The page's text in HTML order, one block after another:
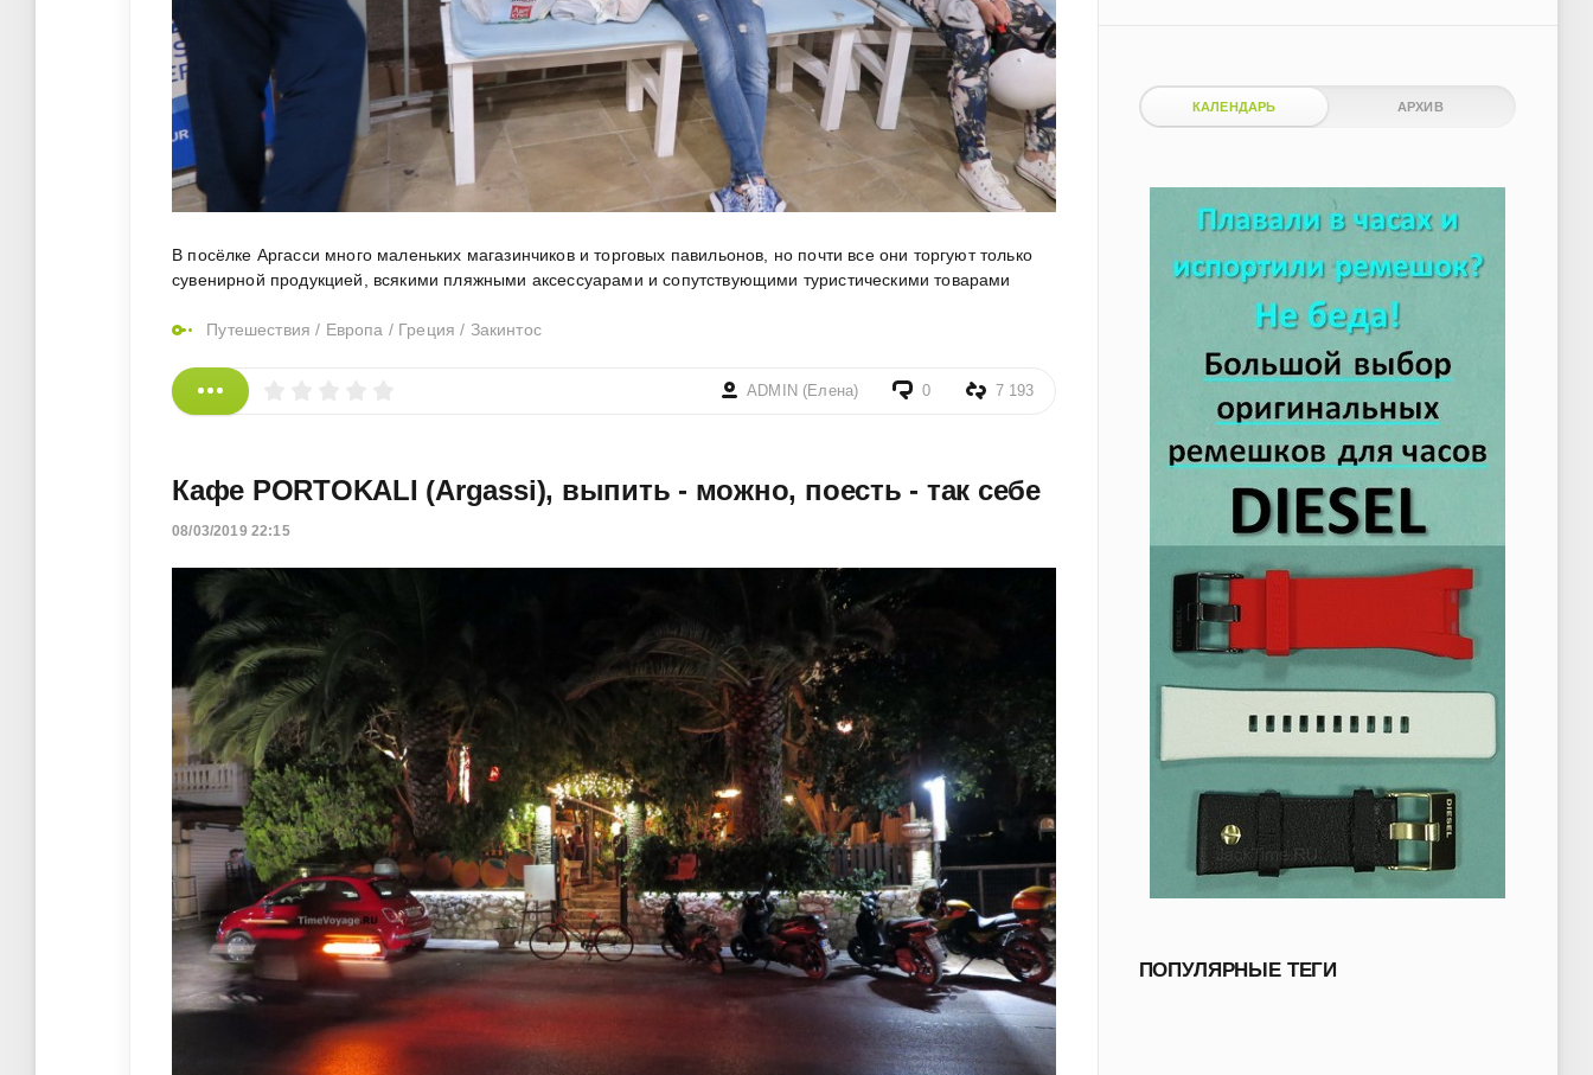
В посёлке Аргасси много маленьких магазинчиков и торговых павильонов, но почти все они торгуют только
сувенирной продукцией, всякими пляжными аксессуарами и сопутствующими туристическими товарами​​
Путешествия / Европа / Греция / Закинтос
ADMIN (Елена) 0 7 193
Кафе PORTOKALI (Argassi), выпить - можно, поесть - так себе
08/03/2019 22:15
КАЛЕНДАРЬ АРХИВ
ПОПУЛЯРНЫЕ ТЕГИ